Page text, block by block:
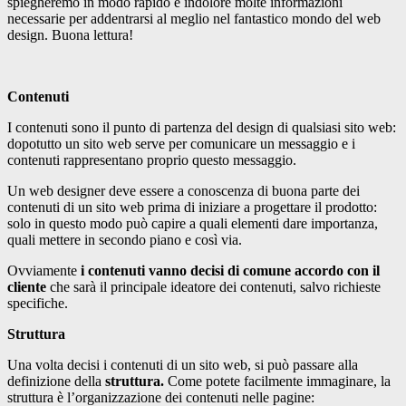
necessarie per addentrarsi al meglio nel fantastico mondo del web
design. Buona lettura!
Contenuti
I contenuti sono il punto di partenza del design di qualsiasi sito web:
dopotutto un sito web serve per comunicare un messaggio e i
contenuti rappresentano proprio questo messaggio.
Un web designer deve essere a conoscenza di buona parte dei
contenuti di un sito web prima di iniziare a progettare il prodotto:
solo in questo modo può capire a quali elementi dare importanza,
quali mettere in secondo piano e così via.
Ovviamente i contenuti vanno decisi di comune accordo con il
cliente che sarà il principale ideatore dei contenuti, salvo richieste
specifiche.
Struttura
Una volta decisi i contenuti di un sito web, si può passare alla
definizione della struttura. Come potete facilmente immaginare, la
struttura è l’organizzazione dei contenuti nelle pagine: